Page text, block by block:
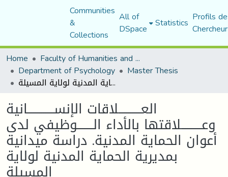
Communities
&
Collections
All of
DSpace Statistics Profils
Home
Faculty of Humanities and Social Sciences
Department of Psychology Master Thesis
العـــــــــــلاقات الإنســـــــــــــانية وعــــــــــلاقتها بالأداء الــــــــوظيفي لدى أعوان الحماية المدنية. دراسة ميدانية بمديرية الحماية المدنية لولاية المسيلة
العـــــــــــلاقات الإنســـــــــــــانية
وعــــــــــلاقتها بالأداء الــــــــوظيفي لدى
أعوان الحماية المدنية. دراسة ميدانية
بمديرية الحماية المدنية لولاية